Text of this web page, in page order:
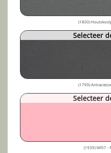
(1800)
Selecteer
(1799)
Selecteer
(1939) NF07 -